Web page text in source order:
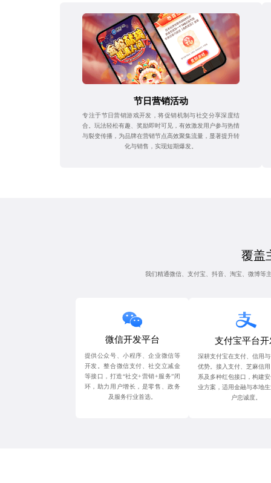
节日营销活动
专注于节日营销游戏开发，将促销机制与社交分享深度结
合。玩法轻松有趣、奖励即时可见，有效激发用户参与热情
与裂变传播，为品牌在营销节点高效聚集流量，显著提升转
化与销售，实现短期爆发。
覆盖
我们精通微信、支付宝、抖音、淘宝、微博等
微信开发平台
提供公众号、小程序、企业微信等
开发。整合微信支付、社交立减金
等接口，打造“社交+营销+服务”闭
环，助力用户增长，是零售、政务
及服务行业首选。
支付宝平台开
深耕支付宝在支付、信用
优势。接入支付、芝麻信
系及多种红包接口，构建
业方案，适用金融与本地
户忠诚度。